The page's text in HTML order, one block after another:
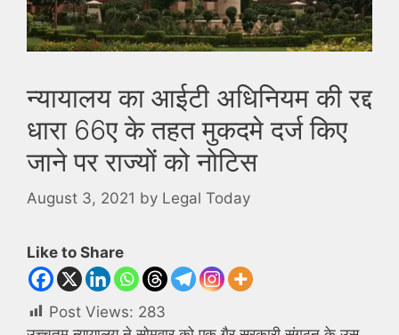
न्यायालय का आईटी अधिनियम की रद्द
धारा 66ए के तहत मुकदमे दर्ज किए
जाने पर राज्यों को नोटिस
August 3, 2021 by Legal Today
Like to Share
Post Views: 283